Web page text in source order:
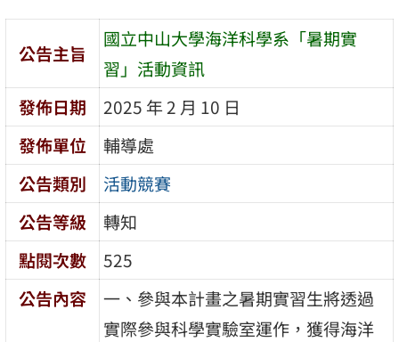
區
公告主旨
國立中山大學海洋科學系「暑期實
習」活動資訊
發佈日期
2025 年 2 月 10 日
發佈單位
輔導處
公告類別
活動競賽
公告等級
轉知
點閱次數
525
公告內容
一、參與本計畫之暑期實習生將透過
實際參與科學實驗室運作，獲得海洋